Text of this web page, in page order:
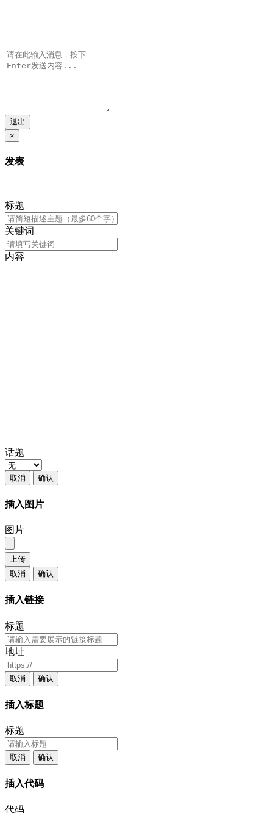
退出
×
发表
标题
关键词
内容
话题
取消 确认
插入图片
图片
上传
取消
确认
插入链接
标题
地址
取消 确认
插入标题
标题
取消 确认
插入代码
代码